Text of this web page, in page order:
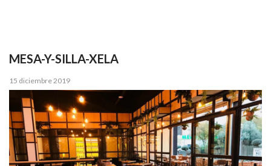
MESA-Y-SILLA-XELA
Posted
on
15 diciembre 2019